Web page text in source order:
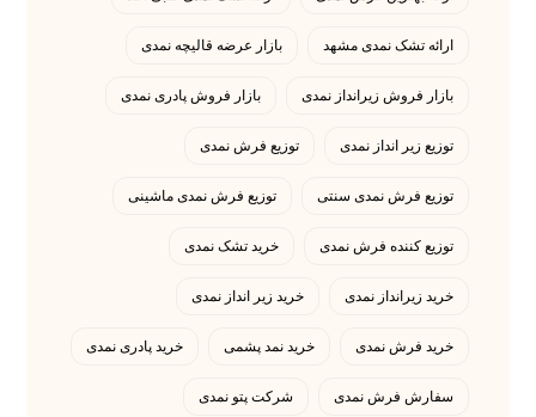
ارائه تشک نمدی مشهد بازار عرضه قالیچه نمدی
بازار فروش زیرانداز نمدی بازار فروش پادری نمدی
توزیع زیر انداز نمدی توزیع فرش نمدی
توزیع فرش نمدی سنتی توزیع فرش نمدی ماشینی
توزیع کننده فرش نمدی خرید تشک نمدی
خرید زیرانداز نمدی خرید زیر انداز نمدی
خرید فرش نمدی خرید نمد پشمی خرید پادری نمدی
سفارش فرش نمدی شرکت پتو نمدی
رامش نمد یک شرکت با تمرکز بر تولید و عرضه
محصولات نمدی با کیفیت بالا و طبیعی است. با سابقه
مشتریان و تجربه خرید ممتاز متعهد هستیم. با تمرکز بر
می‌خواهیم ارگانیکی‌ترین و جذاب‌ترین محصولات نمدی را